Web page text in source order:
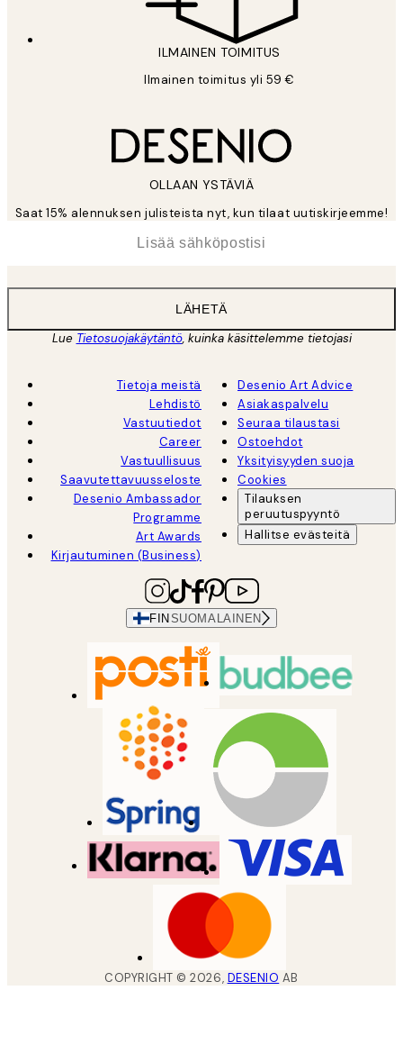
ILMAINEN TOIMITUS
Ilmainen toimitus yli 59 €
OLLAAN YSTÄVIÄ
Saat 15% alennuksen julisteista nyt, kun tilaat uutiskirjeemme!
LÄHETÄ
Lue Tietosuojakäytäntö, kuinka käsittelemme tietojasi
Tietoja meistä
Lehdistö
Vastuutiedot
Career
Vastuullisuus
Saavutettavuusseloste
Desenio Ambassador
Programme
Art Awards
Kirjautuminen (Business)
Desenio Art Advice
Asiakaspalvelu
Seuraa tilaustasi
Ostoehdot
Yksityisyyden suoja
Cookies
Tilauksen
peruutuspyyntö
Hallitse evästeitä
FIN SUOMALAINEN
COPYRIGHT ©2026, DESENIO AB